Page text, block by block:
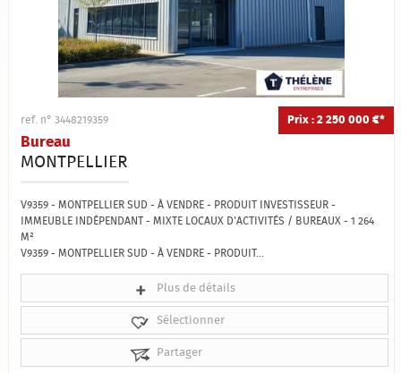
Prix : 2 250 000 €*
ref. n° 3448219359
Bureau
MONTPELLIER
V9359 - MONTPELLIER SUD - À VENDRE - PRODUIT INVESTISSEUR -
IMMEUBLE INDÉPENDANT - MIXTE LOCAUX D'ACTIVITÉS / BUREAUX - 1 264
M²
V9359 - MONTPELLIER SUD - À VENDRE - PRODUIT...
Plus de détails
Sélectionner
Partager